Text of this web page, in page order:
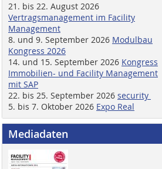
21. bis 22. August 2026
Vertragsmanagement im Facility
Management
8. und 9. September 2026 Modulbau
Kongress 2026
14. und 15. September 2026 Kongress
Immobilien- und Facility Management
mit SAP
22. bis 25. September 2026 security
5. bis 7. Oktober 2026 Expo Real
Mediadaten